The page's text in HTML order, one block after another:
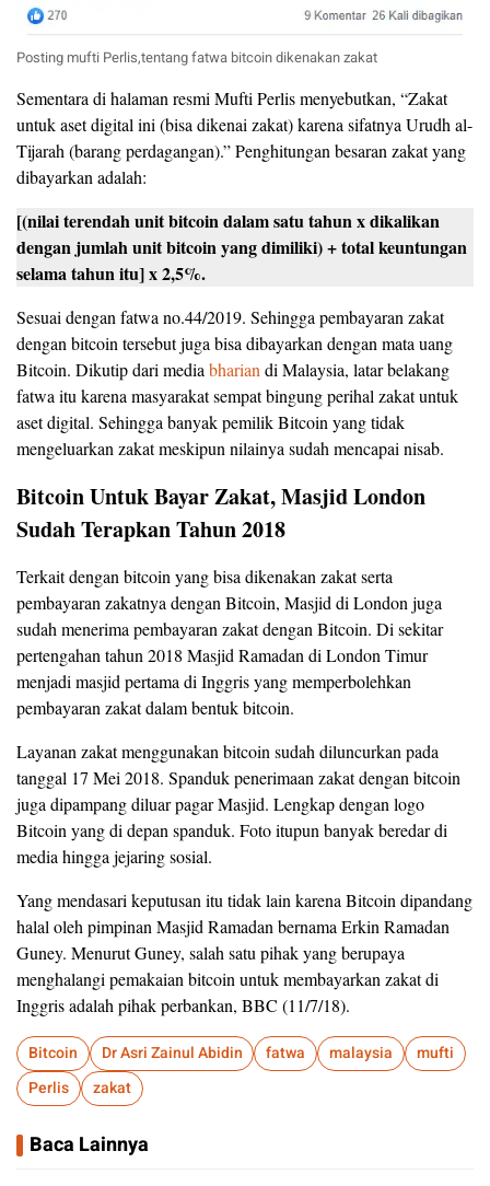
Posting mufti Perlis,tentang fatwa bitcoin dikenakan zakat
Sementara di halaman resmi Mufti Perlis menyebutkan, “Zakat
untuk aset digital ini (bisa dikenai zakat) karena sifatnya Urudh al-
Tijarah (barang perdagangan).” Penghitungan besaran zakat yang
dibayarkan adalah:
[(nilai terendah unit bitcoin dalam satu tahun x dikalikan
dengan jumlah unit bitcoin yang dimiliki) + total keuntungan
selama tahun itu] x 2,5%.
Sesuai dengan fatwa no.44/2019. Sehingga pembayaran zakat
dengan bitcoin tersebut juga bisa dibayarkan dengan mata uang
Bitcoin. Dikutip dari media bharian di Malaysia, latar belakang
fatwa itu karena masyarakat sempat bingung perihal zakat untuk
aset digital. Sehingga banyak pemilik Bitcoin yang tidak
mengeluarkan zakat meskipun nilainya sudah mencapai nisab.
Bitcoin Untuk Bayar Zakat, Masjid London
Sudah Terapkan Tahun 2018
Terkait dengan bitcoin yang bisa dikenakan zakat serta
pembayaran zakatnya dengan Bitcoin, Masjid di London juga
sudah menerima pembayaran zakat dengan Bitcoin. Di sekitar
pertengahan tahun 2018 Masjid Ramadan di London Timur
menjadi masjid pertama di Inggris yang memperbolehkan
pembayaran zakat dalam bentuk bitcoin.
Layanan zakat menggunakan bitcoin sudah diluncurkan pada
tanggal 17 Mei 2018. Spanduk penerimaan zakat dengan bitcoin
juga dipampang diluar pagar Masjid. Lengkap dengan logo
Bitcoin yang di depan spanduk. Foto itupun banyak beredar di
media hingga jejaring sosial.
Yang mendasari keputusan itu tidak lain karena Bitcoin dipandang
halal oleh pimpinan Masjid Ramadan bernama Erkin Ramadan
Guney. Menurut Guney, salah satu pihak yang berupaya
menghalangi pemakaian bitcoin untuk membayarkan zakat di
Inggris adalah pihak perbankan, BBC (11/7/18).
Bitcoin Dr Asri Zainul Abidin fatwa malaysia
mufti
Perlis
zakat
Baca Lainnya